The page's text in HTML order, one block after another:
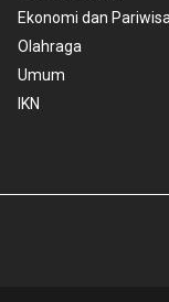
Ekonomi dan
Olahraga
Umum
IKN